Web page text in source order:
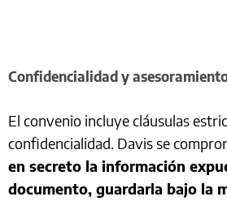
Confidencialidad y
El convenio incluye cláusulas
confidencialidad. Davis se
en secreto la información
documento, guardarla bajo la